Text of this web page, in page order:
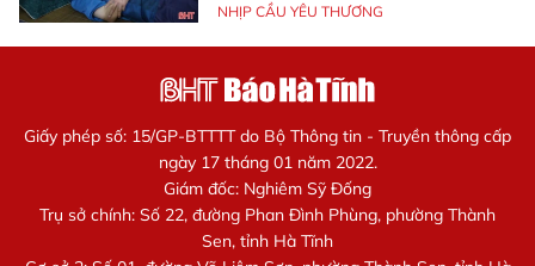
NHỊP CẦU YÊU THƯƠNG
Giấy phép số: 15/GP-BTTTT do Bộ Thông tin - Truyền thông cấp
ngày 17 tháng 01 năm 2022.
Giám đốc: Nghiêm Sỹ Đống
Trụ sở chính: Số 22, đường Phan Đình Phùng, phường Thành
Sen, tỉnh Hà Tĩnh